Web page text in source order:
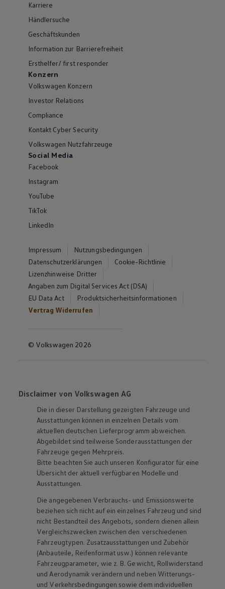
Karriere
Händlersuche
Geschäftskunden
Information zur Barrierefreiheit
Ersthelfer/ first responder
Konzern
Volkswagen Konzern
Investor Relations
Compliance
Kontakt Cyber Security
Volkswagen Nutzfahrzeuge
Social Media
Facebook
Instagram
YouTube
TikTok
LinkedIn
Impressum
Nutzungsbedingungen
Datenschutzerklärungen
Cookie-Richtlinie
Lizenzhinweise Dritter
Angaben zum Digital Services Act (DSA)
EU Data Act
Produktsicherheitsinformationen
Vertrag Widerrufen
© Volkswagen 2026
Disclaimer von Volkswagen AG
Die in dieser Darstellung gezeigten Fahrzeuge und
Ausstattungen können in einzelnen Details vom
aktuellen deutschen Lieferprogramm abweichen.
Abgebildet sind teilweise Sonderausstattungen der
Fahrzeuge gegen Mehrpreis.
Bitte beachten Sie auch unseren Konfigurator für eine
Übersicht der aktuell verfügbaren Modelle und
Ausstattungen.
Die angegebenen Verbrauchs- und Emissionswerte
beziehen sich nicht auf ein einzelnes Fahrzeug und sind
nicht Bestandteil des Angebots, sondern dienen allein
Vergleichszwecken zwischen den verschiedenen
Fahrzeugtypen. Zusatzausstattungen und Zubehör
(Anbauteile, Reifenformat usw.) können relevante
Fahrzeugparameter, wie z. B. Gewicht, Rollwiderstand
und Aerodynamik verändern und neben Witterungs-
und Verkehrsbedingungen sowie dem individuellen